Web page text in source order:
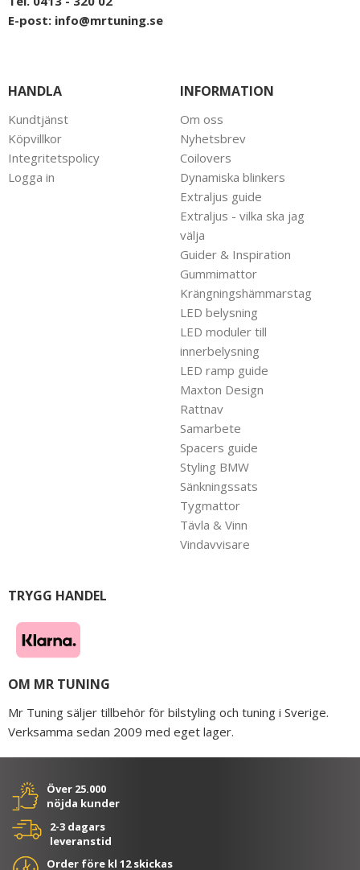
E-post: info@mrtuning.se
HANDLA
Kundtjänst
Köpvillkor
Integritetspolicy
Logga in
INFORMATION
Om oss
Nyhetsbrev
Coilovers
Dynamiska blinkers
Extraljus guide
Extraljus - vilka ska jag
välja
Guider & Inspiration
Gummimattor
Krängningshämmarstag
LED belysning
LED moduler till
innerbelysning
LED ramp guide
Maxton Design
Rattnav
Samarbete
Spacers guide
Styling BMW
Sänkningssats
Tygmattor
Tävla & Vinn
Vindavvisare
TRYGG HANDEL
OM MR TUNING
Mr Tuning säljer tillbehör för bilstyling och tuning i Sverige.
Verksamma sedan 2009 med eget lager.
Över 25.000
nöjda kunder
2-3 dagars
leveranstid
Order före kl 12 skickas